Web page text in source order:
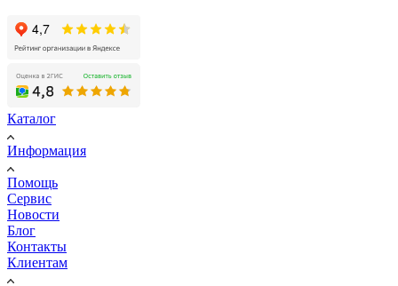
Каталог
Информация
Помощь
Сервис
Новости
Блог
Контакты
Клиентам